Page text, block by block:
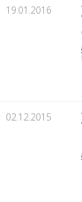
19.01.2016
02.12.2015